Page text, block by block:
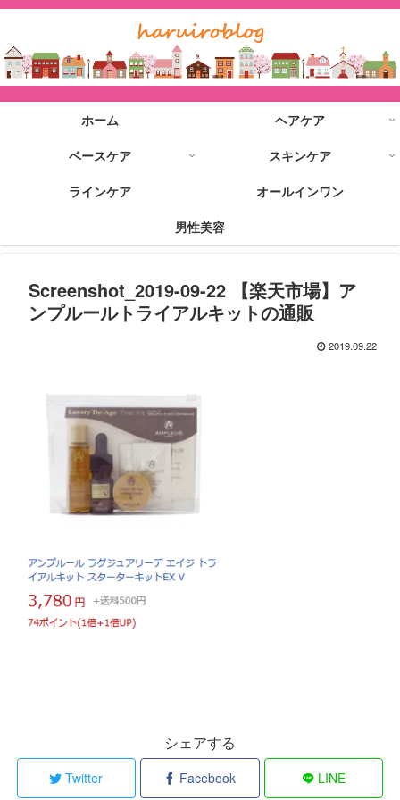
ホーム
ヘアケア
ベースケア
スキンケア
ラインケア
オールインワン
男性美容
Screenshot_2019-09-22 【楽天市場】ア
ンプルールトライアルキットの通販
2019.09.22
シェアする
Twitter Facebook LINE